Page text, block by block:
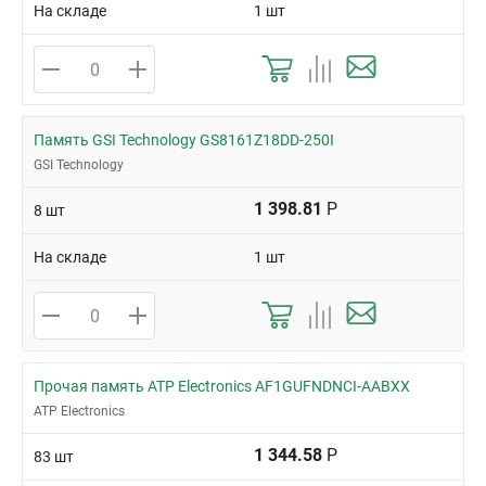
На складе 1 шт
Память GSI Technology GS8161Z18DD-250I
GSI Technology
8 шт 1 398.81 Р
На складе 1 шт
Прочая память ATP Electronics AF1GUFNDNCI-AABXX
ATP Electronics
83 шт 1 344.58 Р